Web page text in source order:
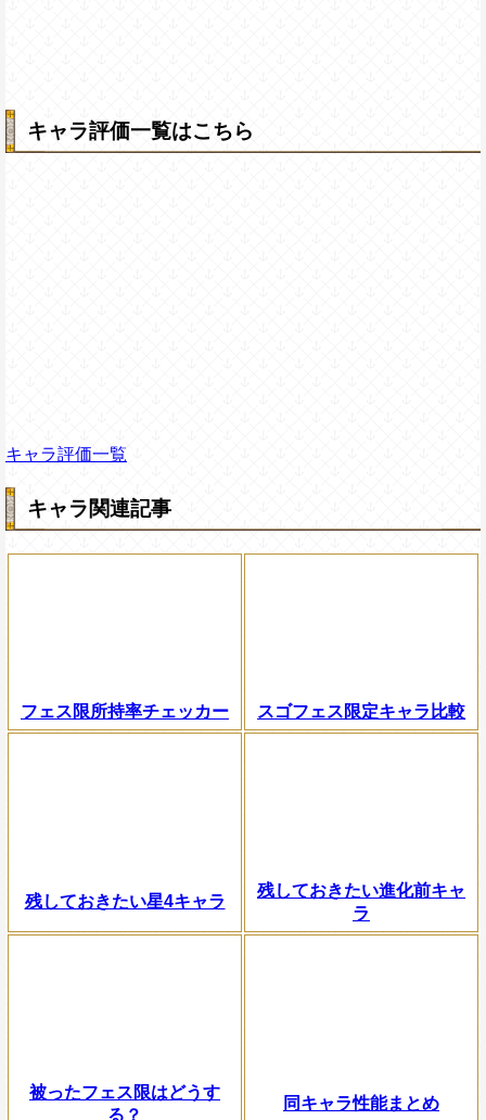
キャラ評価一覧はこちら
キャラ評価一覧
キャラ関連記事
フェス限所持率チェッカー スゴフェス限定キャラ比較
残しておきたい星4キャラ
残しておきたい進化前キャ
ラ
被ったフェス限はどうす
る？
同キャラ性能まとめ